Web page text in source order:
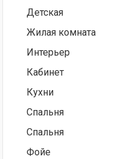
Детская
Жилая комната
Интерьер
Кабинет
Кухни
Спальня
Спальня
Фойе